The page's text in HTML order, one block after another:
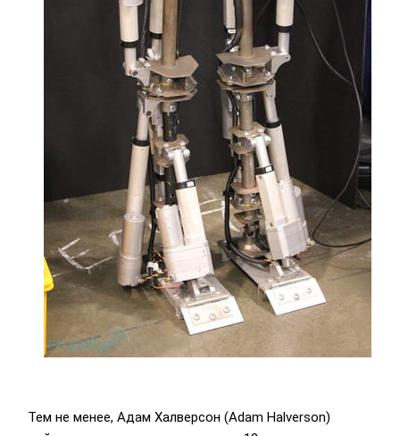
Тем не менее, Адам Халверсон (Adam Halverson)